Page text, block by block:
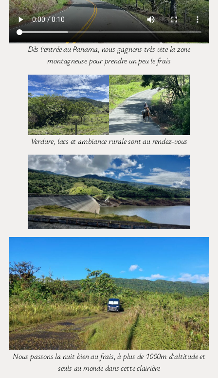
Dès l’entrée au Panama, nous gagnons très vite la zone
montagneuse pour prendre un peu le frais
Verdure, lacs et ambiance rurale sont au rendez-vous
Nous passons la nuit bien au frais, à plus de 1000m d’altitude et
seuls au monde dans cette clairière